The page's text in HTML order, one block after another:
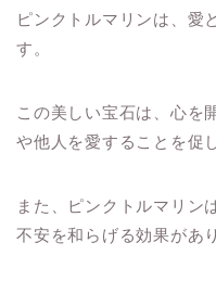
ピンクトルマリンは、愛
す。
この美しい宝石は、心を
や他人を愛することを促
また、ピンクトルマリン
不安を和らげる効果があ